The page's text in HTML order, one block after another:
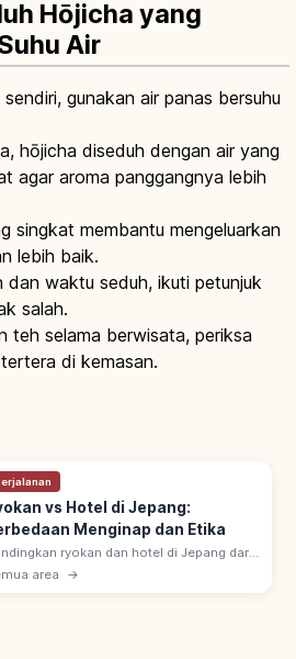
Hōjicha yang
Air
gunakan air panas bersuhu
hōjicha diseduh dengan air yang
agar aroma panggangnya lebih
singkat membantu mengeluarkan
lebih baik.
waktu seduh, ikuti petunjuk
salah.
teh selama berwisata, periksa
di kemasan.
vs Hotel di Jepang:
Menginap dan Etika
ryokan dan hotel di Jepang dari
kamar, makanan, onsen, serta aturan
area →